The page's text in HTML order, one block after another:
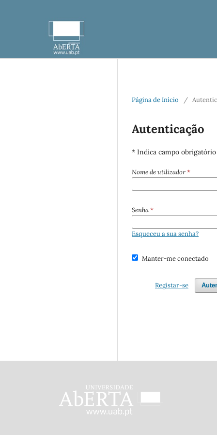
Página de Início /
Autenticação
* Indica campo obrigatório
Nome de utilizador*
Senha*
Esqueceu a sua senha?
Manter-me conectado
Registar-se